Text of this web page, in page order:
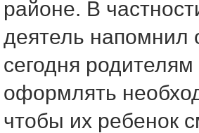
районе. В
деятель напомнил
сегодня родителям
оформлять
чтобы их ребенок